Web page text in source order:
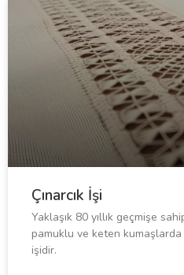
Çınarcık İşi
Yaklaşık 80 yıllık geçmişe
pamuklu ve keten
işidir.